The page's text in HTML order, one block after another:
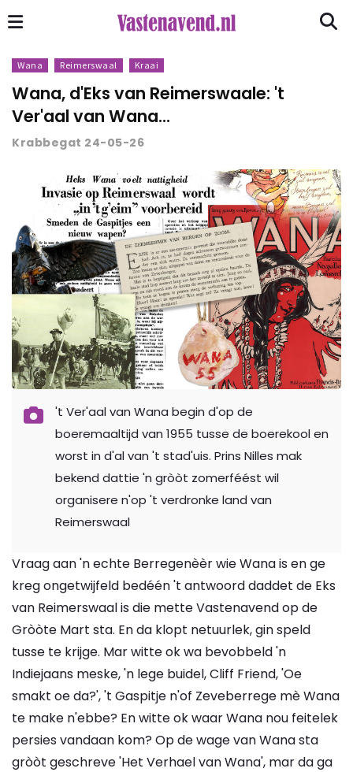
Wana Reimerswaal Kraai
Wana, d'Eks van Reimerswaale: 't
Ver'aal van Wana...
Krabbegat 24-05-26
't Ver'aal van Wana begin d'op de
boeremaaltijd van 1955 tusse de boerekool en
worst in d'al van 't stad'uis. Prins Nilles mak
bekend dattie 'n gròòt zomerféést wil
organisere n'op 't verdronke land van
Reimerswaal
Vraag aan 'n echte Berregenèèr wie Wana is en ge
kreg ongetwijfeld bedéén 't antwoord daddet de Eks
van Reimerswaal is die mette Vastenavend op de
Gròòte Mart sta. En da klopt netuurlek, gin speld
tusse te krijge. Mar witte ok wa bevobbeld 'n
Indiejaans meske, 'n lege buidel, Cliff Friend, 'Oe
smakt oe da?', 't Gaspitje n'of Zeveberrege mè Wana
te make n'ebbe? En witte ok waar Wana nou feitelek
persies vandaan kom? Op de wage van Wana sta
gròòt geschreve 'Het Verhael van Wana', mar da ga